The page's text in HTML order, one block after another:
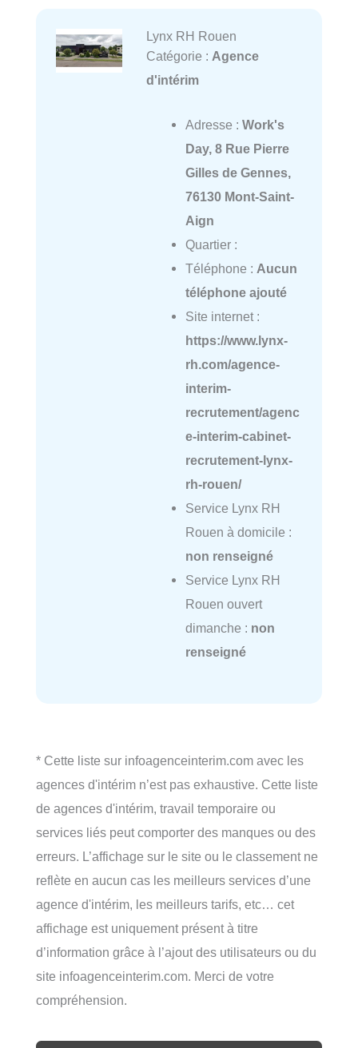
Lynx RH Rouen
Catégorie : Agence
d'intérim
Adresse : Work's
Day, 8 Rue Pierre
Gilles de Gennes,
76130 Mont-Saint-
Aign
Quartier :
Téléphone : Aucun
téléphone ajouté
Site internet :
https://www.lynx-
rh.com/agence-
interim-
recrutement/agenc
e-interim-cabinet-
recrutement-lynx-
rh-rouen/
Service Lynx RH
Rouen à domicile :
non renseigné
Service Lynx RH
Rouen ouvert
dimanche : non
renseigné
* Cette liste sur infoagenceinterim.com avec les
agences d'intérim n’est pas exhaustive. Cette liste
de agences d'intérim, travail temporaire ou
services liés peut comporter des manques ou des
erreurs. L’affichage sur le site ou le classement ne
reflète en aucun cas les meilleurs services d’une
agence d'intérim, les meilleurs tarifs, etc… cet
affichage est uniquement présent à titre
d’information grâce à l’ajout des utilisateurs ou du
site infoagenceinterim.com. Merci de votre
compréhension.